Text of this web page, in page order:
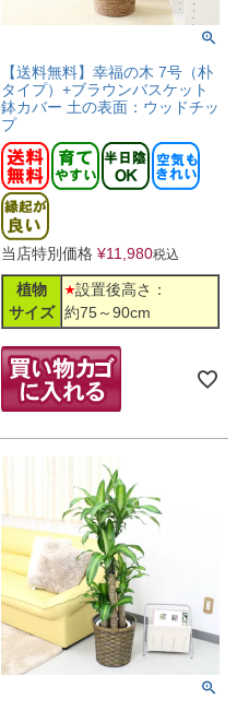
【送料無料】幸福の木 7号（朴
タイプ）+ブラウンバスケット
鉢カバー 土の表面：ウッドチッ
プ
当店特別価格 ¥11,980税込
植物
サイズ
設置後高さ：
約75～90cm